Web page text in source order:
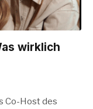
wirklich
Co-Host des